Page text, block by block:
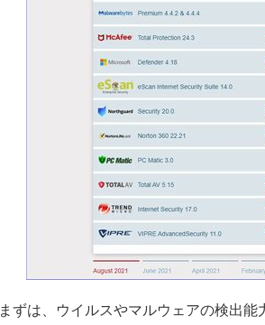
まずは、ウイルスやマルウェアの検出